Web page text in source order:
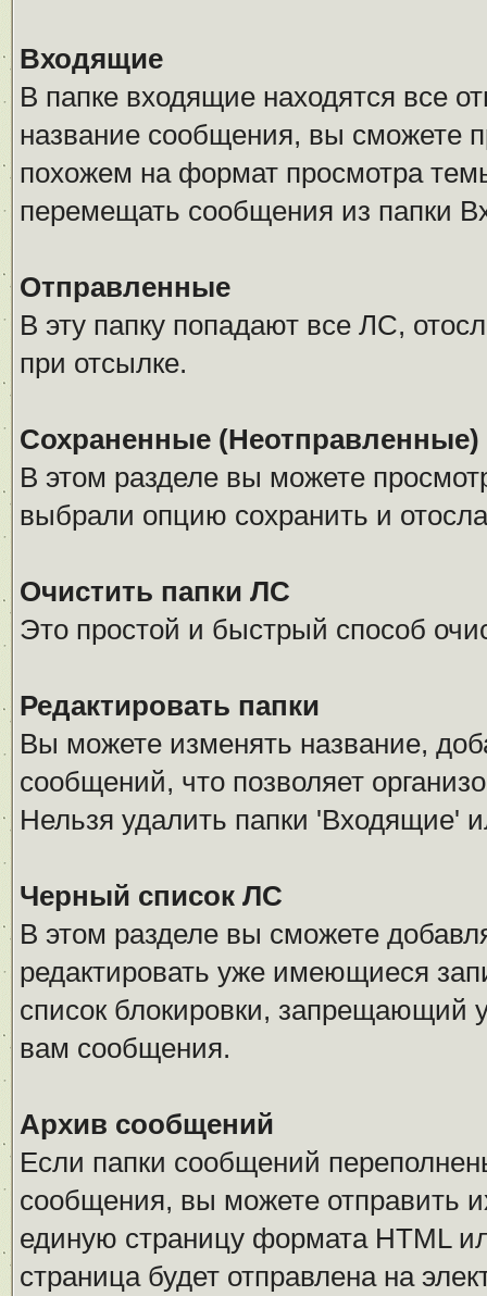
Входящие
В папке входящие находятся все
название сообщения, вы сможете
похожем на формат просмотра
перемещать сообщения из папки
Отправленные
В эту папку попадают все ЛС,
при отсылке.
Сохраненные
В этом разделе вы можете
выбрали опцию сохранить и
Очистить папки ЛС
Это простой и быстрый способ
Редактировать папки
Вы можете изменять название,
сообщений, что позволяет
Нельзя удалить папки 'Входящие'
Черный список ЛС
В этом разделе вы сможете
редактировать уже имеющиеся
список блокировки, запрещающий
вам сообщения.
Архив сообщений
Если папки сообщений
сообщения, вы можете отправить
единую страницу формата HTML
страница будет отправлена на